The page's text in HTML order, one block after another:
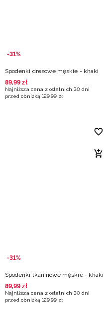
-31%
Spodenki dresowe męskie - khaki
89,99 zł
Najniższa cena z ostatnich 30 dni
przed obniżką 129,99 zł
-31%
Spodenki tkaninowe męskie - khaki
89,99 zł
Najniższa cena z ostatnich 30 dni
przed obniżką 129,99 zł